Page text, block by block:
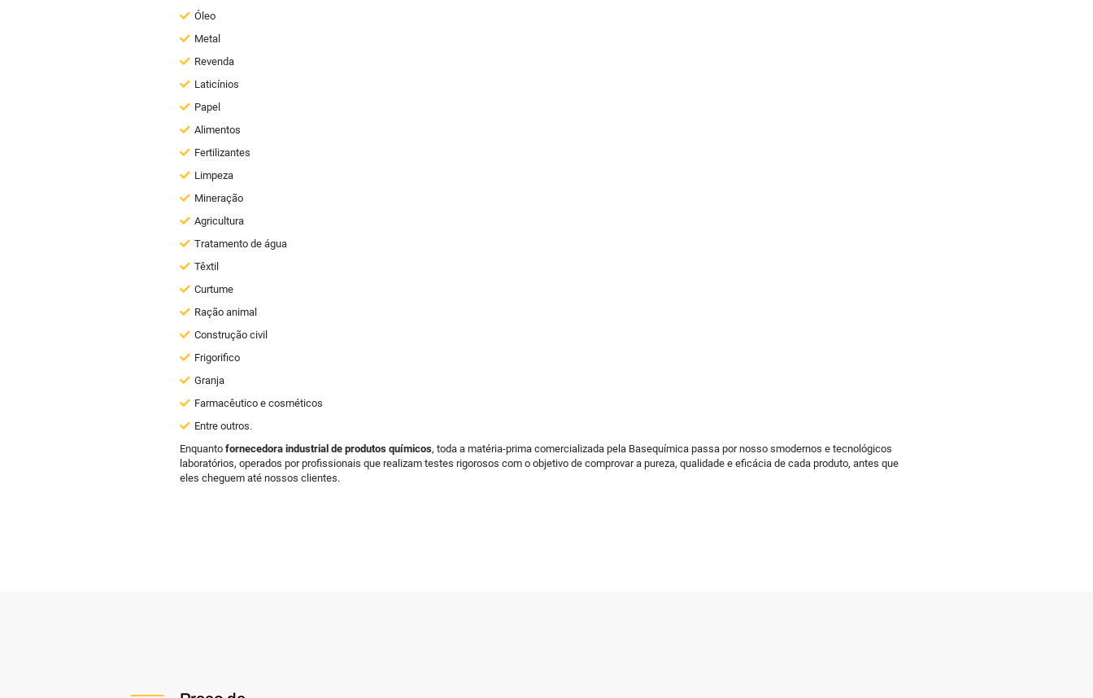
Óleo
Metal
Revenda
Laticínios
Papel
Alimentos
Fertilizantes
Limpeza
Mineração
Agricultura
Tratamento de água
Têxtil
Curtume
Ração animal
Construção civil
Frigorifico
Granja
Farmacêutico e cosméticos
Entre outros.
Enquanto fornecedora industrial de produtos químicos, toda a matéria-prima comercializada pela Basequímica passa por nosso smodernos e tecnológicos
laboratórios, operados por profissionais que realizam testes rigorosos com o objetivo de comprovar a pureza, qualidade e eficácia de cada produto, antes que
eles cheguem até nossos clientes.